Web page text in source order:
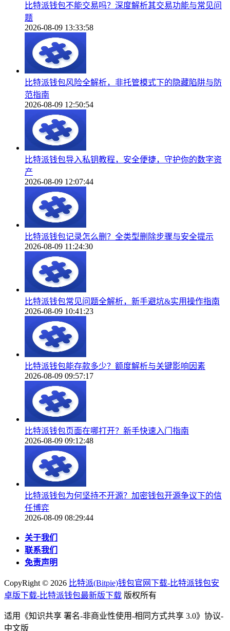
比特派钱包不能交易吗？深度解析其交易功能与常见问
题
2026-08-09 13:33:58
比特派钱包风险全解析，非托管模式下的隐藏陷阱与防
范指南
2026-08-09 12:50:54
比特派钱包导入私钥教程，安全便捷，守护你的数字资
产
2026-08-09 12:07:44
比特派钱包记录怎么删？全类型删除步骤与安全提示
2026-08-09 11:24:30
比特派钱包常见问题全解析，新手避坑&实用操作指南
2026-08-09 10:41:23
比特派钱包能存款多少？额度解析与关键影响因素
2026-08-09 09:57:17
比特派钱包页面在哪打开？新手快速入门指南
2026-08-09 09:12:48
比特派钱包为何坚持不开源？加密钱包开源争议下的信
任博弈
2026-08-09 08:29:44
关于我们
联系我们
免责声明
CopyRight © 2026 比特派(Bitpie)钱包官网下载-比特派钱包安
卓版下载-比特派钱包最新版下载 版权所有
适用《知识共享 署名-非商业性使用-相同方式共享 3.0》协议-
中文版